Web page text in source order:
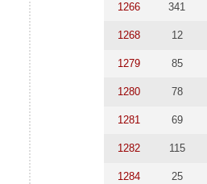
1266 341
1268 12
1279 85
1280 78
1281 69
1282 115
1284 25